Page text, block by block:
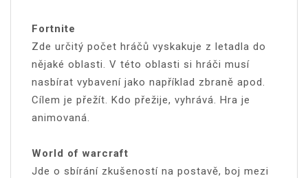
Fortnite
Zde určitý počet hráčů vyskakuje z letadla do
nějaké oblasti. V této oblasti si hráči musí
nasbírat vybavení jako například zbraně apod.
Cílem je přežít. Kdo přežije, vyhrává. Hra je
animovaná.
World of warcraft
Jde o sbírání zkušeností na postavě, boj mezi